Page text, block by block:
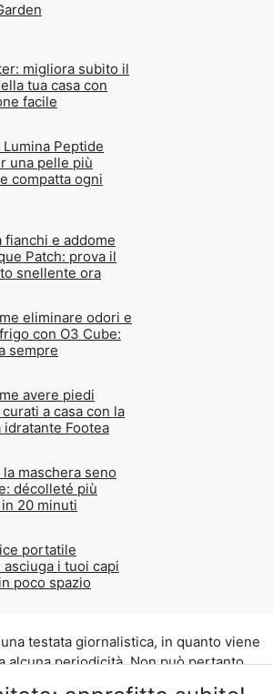
migliora subito il
tua casa con
facile
Lumina Peptide
una pelle più
compatta ogni
fianchi e addome
Patch: prova il
snellente ora
eliminare odori e
con O3 Cube:
sempre
avere piedi
a casa con la
idratante Footea
maschera seno
décolleté più
20 minuti
portatile
asciuga i tuoi capi
poco spazio
testata giornalistica, in quanto viene
alcuna periodicità. Non può pertanto